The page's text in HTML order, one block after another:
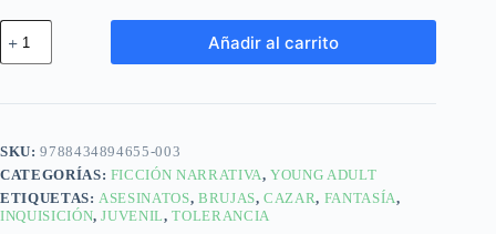
Añadir al carrito
SKU:9788434894655-003
CATEGORÍAS: FICCIÓN NARRATIVA,YOUNG ADULT
ETIQUETAS:ASESINATOS, BRUJAS,CAZAR, FANTASÍA,
INQUISICIÓN,JUVENIL,TOLERANCIA